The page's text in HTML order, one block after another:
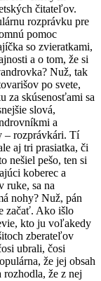
čitateľov.
rozprávku pre
pomoc
so zvieratkami,
a o tom, že si
Nuž, tak
po svete,
za skúsenosťami sa
slová,
a
– rozprávkári. Tí
aj tri prasiatka, či
nešiel pešo, ten si
koberec a
ruke, sa na
nohy? Nuž, pán
začať. Ako išlo
kto ju voľakedy
zberateľov
ubrali, čosi
že jej obsah
že z nej